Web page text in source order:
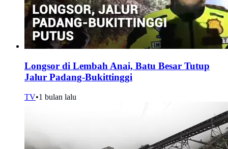
Longsor di Lembah Anai, Batu Besar Tutup
Jalur Padang-Bukittinggi
TV•1 bulan lalu